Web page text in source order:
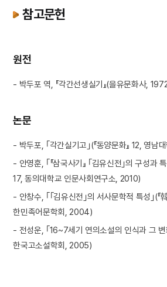
참고문헌
원전
- 박두포 역, 『각간선생실기』(을유문화사,
논문
- 박두포, ｢각간실기고｣(『동양문화』 12, 영남
- 안영훈, ｢『삼국사기』 ｢김유신전｣의 구성과
17, 동의대학교 인문사회연구소, 2010)
- 안창수, ｢｢김유신전｣의 서사문학적 특성｣(
한민족어문학회, 2004)
- 전성운, ｢16~7세기 연의소설의 인식과 그 변
한국고소설학회, 2005)